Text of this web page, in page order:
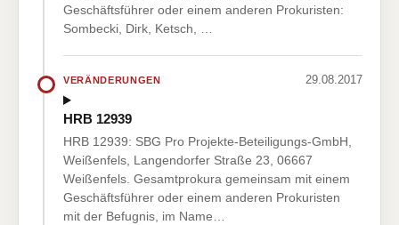
Geschäftsführer oder einem anderen Prokuristen:
Sombecki, Dirk, Ketsch, …
VERÄNDERUNGEN 29.08.2017
HRB 12939
HRB 12939: SBG Pro Projekte-Beteiligungs-GmbH,
Weißenfels, Langendorfer Straße 23, 06667
Weißenfels. Gesamtprokura gemeinsam mit einem
Geschäftsführer oder einem anderen Prokuristen
mit der Befugnis, im Name…